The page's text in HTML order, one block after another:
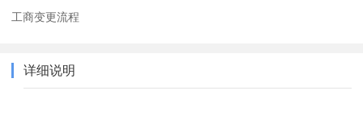
工商变更流程
详细说明